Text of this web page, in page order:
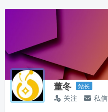
董冬 站长
关注 私信